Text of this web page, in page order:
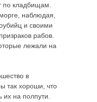
по кладбищам.
наблюдая,
и своими
рабов.
лежали на
в
так хороши, что
на полпути.